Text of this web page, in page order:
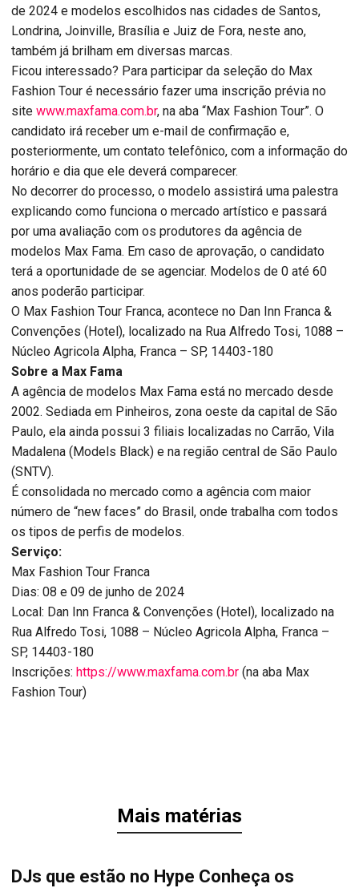
de 2024 e modelos escolhidos nas cidades de Santos,
Londrina, Joinville, Brasília e Juiz de Fora, neste ano,
também já brilham em diversas marcas.
Ficou interessado? Para participar da seleção do Max
Fashion Tour é necessário fazer uma inscrição prévia no
site www.maxfama.com.br, na aba “Max Fashion Tour”. O
candidato irá receber um e-mail de confirmação e,
posteriormente, um contato telefônico, com a informação do
horário e dia que ele deverá comparecer.
No decorrer do processo, o modelo assistirá uma palestra
explicando como funciona o mercado artístico e passará
por uma avaliação com os produtores da agência de
modelos Max Fama. Em caso de aprovação, o candidato
terá a oportunidade de se agenciar. Modelos de 0 até 60
anos poderão participar.
O Max Fashion Tour Franca, acontece no Dan Inn Franca &
Convenções (Hotel), localizado na Rua Alfredo Tosi, 1088 –
Núcleo Agricola Alpha, Franca – SP, 14403-180
Sobre a Max Fama
A agência de modelos Max Fama está no mercado desde
2002. Sediada em Pinheiros, zona oeste da capital de São
Paulo, ela ainda possui 3 filiais localizadas no Carrão, Vila
Madalena (Models Black) e na região central de São Paulo
(SNTV).
É consolidada no mercado como a agência com maior
número de “new faces” do Brasil, onde trabalha com todos
os tipos de perfis de modelos.
Serviço:
Max Fashion Tour Franca
Dias: 08 e 09 de junho de 2024
Local: Dan Inn Franca & Convenções (Hotel), localizado na
Rua Alfredo Tosi, 1088 – Núcleo Agricola Alpha, Franca –
SP, 14403-180
Inscrições: https://www.maxfama.com.br (na aba Max
Fashion Tour)
Mais matérias
DJs que estão no Hype Conheça os